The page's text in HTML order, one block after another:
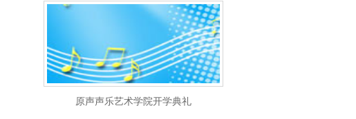
原声声乐艺术学院开学典礼